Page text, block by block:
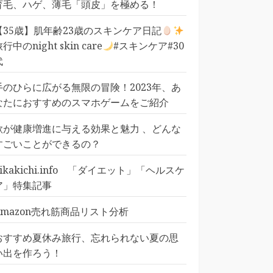
毛、ハゲ、薄毛「頭皮」を極める！
35歳】肌年齢23歳のスキンケア日記
行中のnight skin care
#スキンケア#30
のひらに広がる無限の冒険！2023年、あ
たにおすすめのスマホゲームをご紹介
が健康増進に与える効果と魅力 、どんな
ごいことができるの？
「ダイエット」「ヘルスケ
」特集記事
売れ筋商品リスト分析
すすめ夏休み旅行、忘れられない夏の思
出を作ろう！